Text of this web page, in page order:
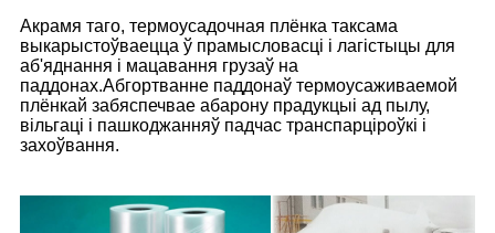
Акрамя таго, термоусадочная плёнка таксама
выкарыстоўваецца ў прамысловасці і лагістыцы для
аб'яднання і мацавання грузаў на
паддонах.Абгортванне паддонаў термоусаживаемой
плёнкай забяспечвае абарону прадукцыі ад пылу,
вільгаці і пашкоджанняў падчас транспарціроўкі і
захоўвання.